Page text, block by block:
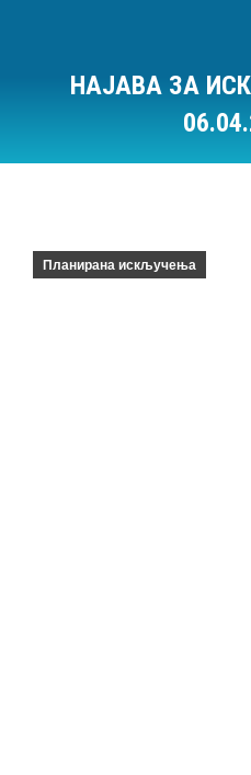
НАЈАВА ЗА
Планирана искључења